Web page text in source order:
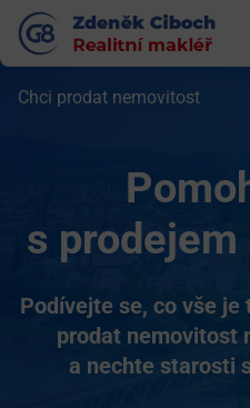
Chci prodat nemovitost
s
Podívejte se, co vše
prodat nemovitost
a nechte starosti